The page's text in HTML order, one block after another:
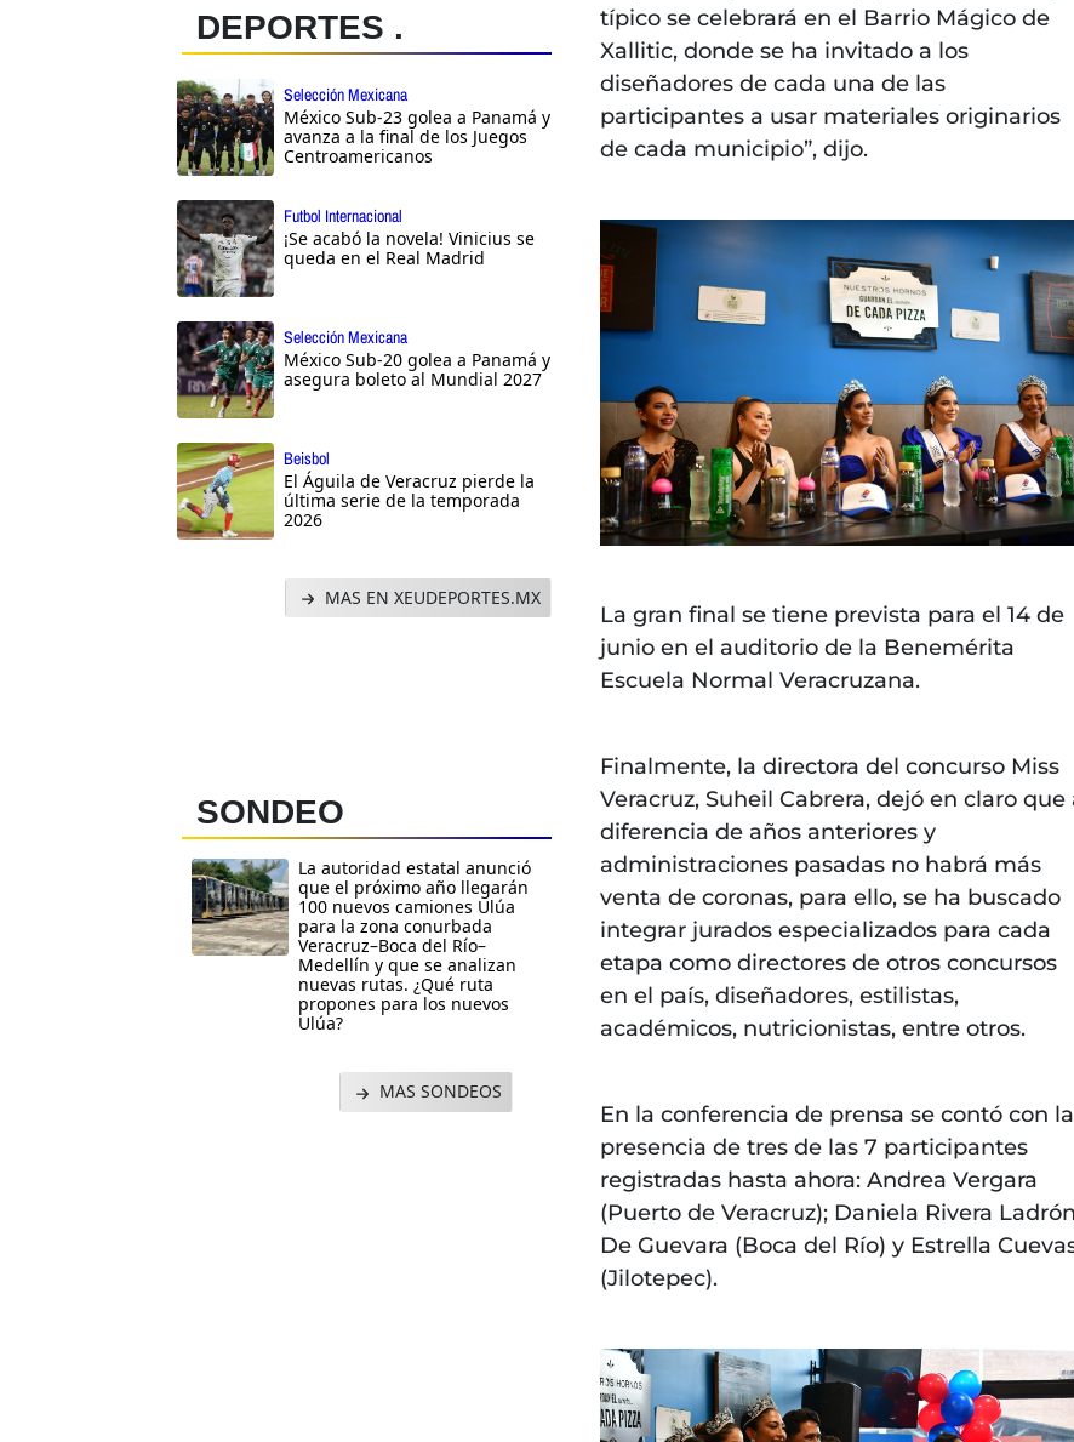
DEPORTES .
Selección Mexicana
México Sub-23 golea a Panamá y
avanza a la final de los Juegos
Centroamericanos
Futbol Internacional
¡Se acabó la novela! Vinicius se
queda en el Real Madrid
Selección Mexicana
México Sub-20 golea a Panamá y
asegura boleto al Mundial 2027
Beisbol
El Águila de Veracruz pierde la
última serie de la temporada
2026
MAS EN XEUDEPORTES.MX
SONDEO
La autoridad estatal anunció
que el próximo año llegarán
100 nuevos camiones Ulúa
para la zona conurbada
Veracruz–Boca del Río–
Medellín y que se analizan
nuevas rutas. ¿Qué ruta
propones para los nuevos
Ulúa?
MAS SONDEOS
típico se celebrará en el Barrio Mágico de
Xallitic, donde se ha invitado a los
diseñadores de cada una de las
participantes a usar materiales originarios
de cada municipio”, dijo.
La gran final se tiene prevista para el 14 de
junio en el auditorio de la Benemérita
Escuela Normal Veracruzana.
Finalmente, la directora del concurso Miss
Veracruz, Suheil Cabrera, dejó en claro que
diferencia de años anteriores y
administraciones pasadas no habrá más
venta de coronas, para ello, se ha buscado
integrar jurados especializados para cada
etapa como directores de otros concursos
en el país, diseñadores, estilistas,
académicos, nutricionistas, entre otros.
En la conferencia de prensa se contó con la
presencia de tres de las 7 participantes
registradas hasta ahora: Andrea Vergara
(Puerto de Veracruz); Daniela Rivera Ladrón
De Guevara (Boca del Río) y Estrella
(Jilotepec).